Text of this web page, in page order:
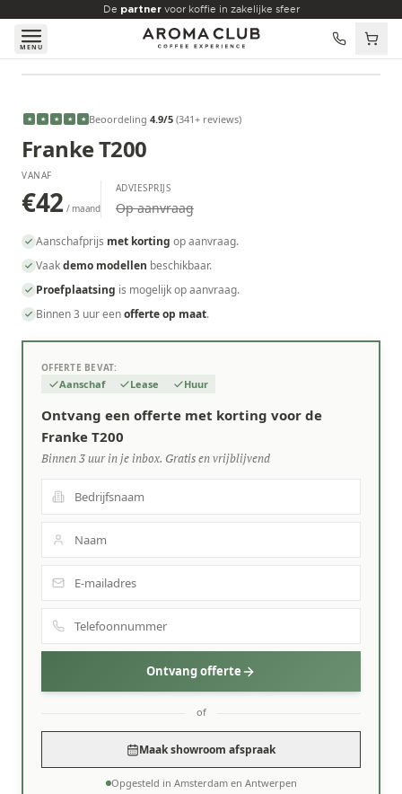
Skip to main content
De partnervoor koffie in zakelijke sfeer
MENU
€42 /maand
★ ★ ★ ★ ★ Beoordeling 4.9/5 (341+ reviews)
Franke T200
VANAF
€42 / maand
ADVIESPRIJS
Op aanvraag
Aanschafprijs met korting op aanvraag.
Vaakdemo modellen beschikbaar.
Proefplaatsing is mogelijk op aanvraag.
Binnen 3 uur eenofferte op maat.
OFFERTE BEVAT:
Aanschaf Lease Huur
Ontvang een offerte met korting voor de
Franke T200
Binnen 3 uur in je inbox. Gratis en vrijblijvend
Ontvang offerte
of
Maak showroom afspraak
Opgesteld in Amsterdam en Antwerpen